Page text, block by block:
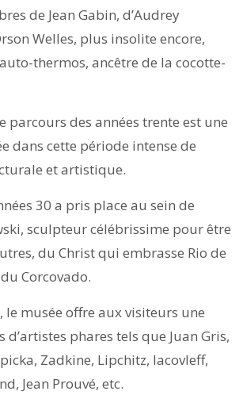
de Jean Gabin, d’Audrey
Welles, plus insolite encore,
thermos, ancêtre de la cocotte-
parcours des années trente est une
dans cette période intense de
et artistique.
30 a pris place au sein de
sculpteur célébrissime pour être
du Christ qui embrasse Rio de
Corcovado.
le musée offre aux visiteurs une
d’artistes phares tels que Juan Gris,
Zadkine, Lipchitz, Iacovleff,
Jean Prouvé, etc.